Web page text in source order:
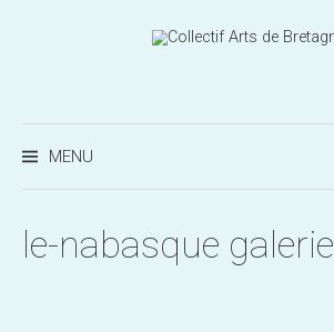
MENU
le-nabasque galerie